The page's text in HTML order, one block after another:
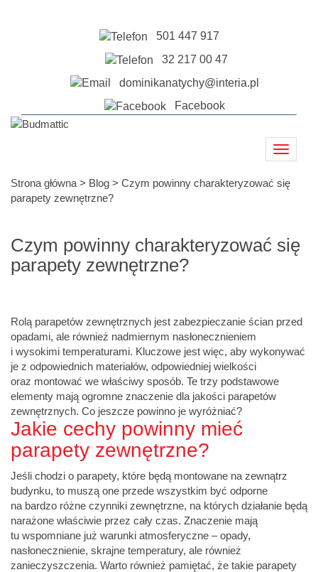
501 447 917
32 217 00 47
dominikanatychy@interia.pl
Facebook
Toggle
Strona główna > Blog > Czym powinny charakteryzować się
parapety zewnętrzne?
Czym powinny charakteryzować się
parapety zewnętrzne?
Rolą parapetów zewnętrznych jest zabezpieczanie ścian przed
opadami, ale również nadmiernym nasłonecznieniem
i wysokimi temperaturami. Kluczowe jest więc, aby wykonywać
je z odpowiednich materiałów, odpowiedniej wielkości
oraz montować we właściwy sposób. Te trzy podstawowe
elementy mają ogromne znaczenie dla jakości parapetów
zewnętrznych. Co jeszcze powinno je wyróżniać?
Jakie cechy powinny mieć
parapety zewnętrzne?
Jeśli chodzi o parapety, które będą montowane na zewnątrz
budynku, to muszą one przede wszystkim być odporne
na bardzo różne czynniki zewnętrzne, na których działanie będą
narażone właściwie przez cały czas. Znaczenie mają
tu wspomniane już warunki atmosferyczne – opady,
nasłonecznienie, skrajne temperatury, ale również
zanieczyszczenia. Warto również pamiętać, że takie parapety